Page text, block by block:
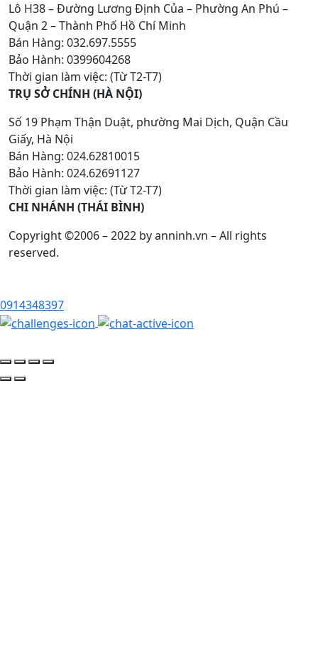
Lô H38 – Đường Lương Định Của – Phường An Phú –
Quận 2 – Thành Phố Hồ Chí Minh
Bán Hàng: 032.697.5555
Bảo Hành: 0399604268
Thời gian làm việc: (Từ T2-T7)
TRỤ SỞ CHÍNH (HÀ NỘI)
Số 19 Phạm Thận Duật, phường Mai Dịch, Quận Cầu
Giấy, Hà Nội
Bán Hàng: 024.62810015
Bảo Hành: 024.62691127
Thời gian làm việc: (Từ T2-T7)
CHI NHÁNH (THÁI BÌNH)
Copyright ©2006 – 2022 by anninh.vn – All rights
reserved.
0914348397